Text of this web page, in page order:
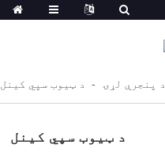
د پنجرې لړۍ د ټیوب سپي کینل
د ټیوب سپي کینل